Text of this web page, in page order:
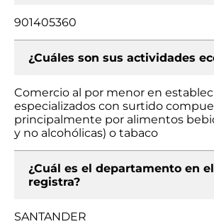
901405360
¿Cuáles son sus actividades
Comercio al por menor en
especializados con surtido
principalmente por alimentos
y no alcohólicas) o tabaco
¿Cuál es el departamento en
registra?
SANTANDER